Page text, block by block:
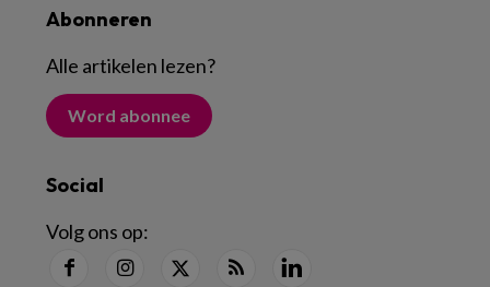
Abonneren
Alle artikelen lezen?
Word abonnee
Social
Volg ons op: